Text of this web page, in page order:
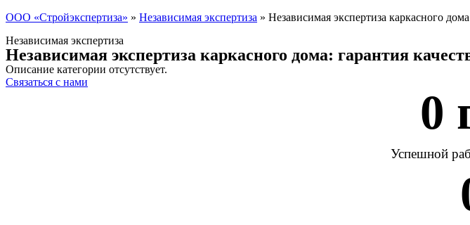
ООО «Стройэкспертиза» » Независимая экспертиза » Независимая экспертиза каркасного
Независимая экспертиза
Независимая экспертиза каркасного дома: гарантия
Описание категории отсутствует.
Связаться с нами
0
Успешной